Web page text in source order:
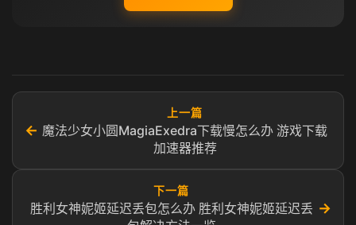
←
上一篇
魔法少女小圆MagiaExedra下载慢怎么办 游戏下载
加速器推荐
下一篇
胜利女神妮姬延迟丢包怎么办 胜利女神妮姬延迟丢 →